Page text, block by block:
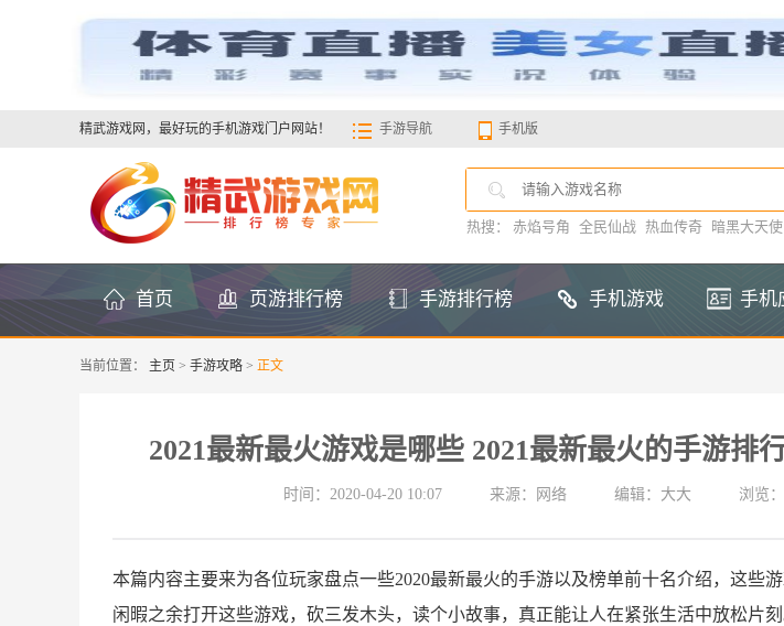
精武游戏网，最好玩的手机游戏门户网站！ 手游导航 手机版
热搜： 赤焰号角 全民仙战 热血传奇 暗黑大天使
首页 页游排行榜 手游排行榜 手机游戏 手机
当前位置： 主页 > 手游攻略 > 正文
2021最新最火游戏是哪些 2021最新最火的手游排
时间：2020-04-20 10:07 来源：网络 编辑：大大 浏览：
本篇内容主要来为各位玩家盘点一些2020最新最火的手游以及榜单前十名介绍，这些
闲暇之余打开这些游戏，砍三发木头，读个小故事，真正能让人在紧张生活中放松片